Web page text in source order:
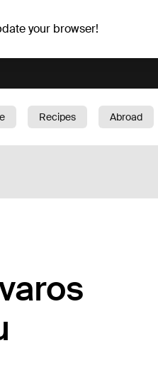
your browser!
Recipes Abroad